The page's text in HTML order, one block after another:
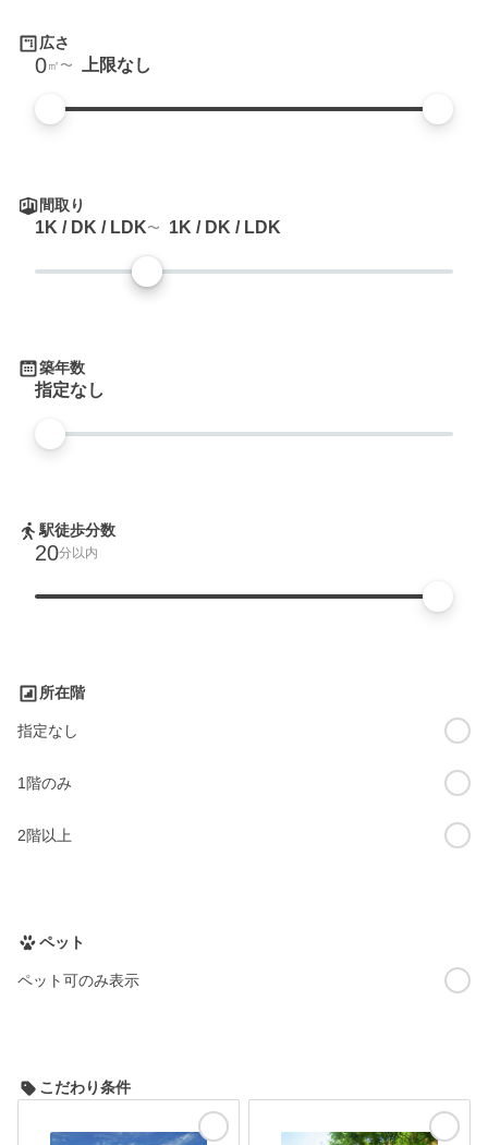
広さ
0㎡ 上限なし
間取り
1K / DK / LDK 1K / DK / LDK
築年数
指定なし
駅徒歩分数
20分以内
所在階
指定なし
1階のみ
2階以上
ペット
ペット可のみ表示
こだわり条件